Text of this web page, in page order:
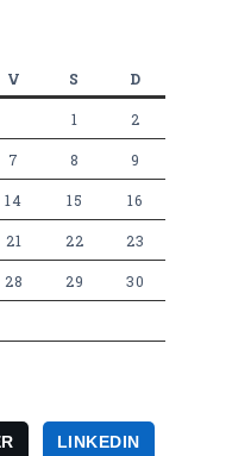
V S D
1 2
7 8 9
14 15 16
21 22 23
28 29 30
LINKEDIN